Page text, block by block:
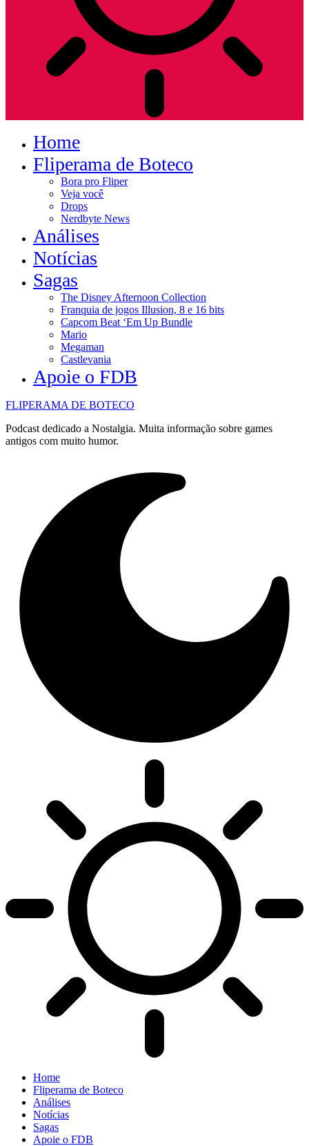
Home
Fliperama de Boteco
Bora pro Fliper
Veja você
Drops
Nerdbyte News
Análises
Notícias
Sagas
The Disney Afternoon Collection
Franquia de jogos Illusion, 8 e 16 bits
Capcom Beat ‘Em Up Bundle
Mario
Megaman
Castlevania
Apoie o FDB
FLIPERAMA DE BOTECO
Podcast dedicado a Nostalgia. Muita informação sobre games
antigos com muito humor.
Home
Fliperama de Boteco
Análises
Notícias
Sagas
Apoie o FDB